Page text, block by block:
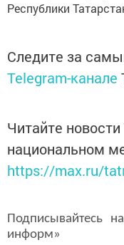
Республики
Следите за
Telegram-канале
Читайте
национальном
https://max.ru/
Подписывайтесь
информ»